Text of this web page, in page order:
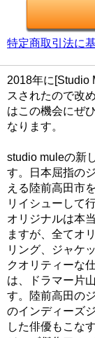
特定商取引法に
2018年に[Studio
スされたので改
はこの機会にぜ
なります。
studio muleの新
す。日本屈指の
える陸前高田市
リイシューして
オリジナルは本
ますが、全てオ
リング、ジャケ
クオリティーな
は、ドラマー片
す。陸前高田の
のインディーズ
した俳優もこな